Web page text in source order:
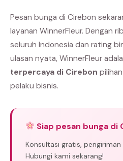
Pesan bunga di Cirebon
layanan WinnerFleur. Dengan
seluruh Indonesia dan rating
ulasan nyata, WinnerFleur
terpercaya di Cirebon
pelaku bisnis.
Siap pesan bunga di
Konsultasi gratis,
Hubungi kami sekarang!